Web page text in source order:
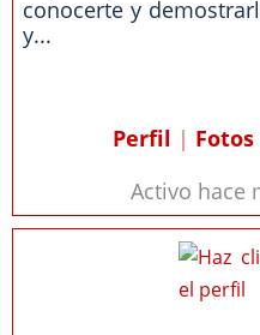
conocerte y
y...
Perfil | Fotos
Activo hace